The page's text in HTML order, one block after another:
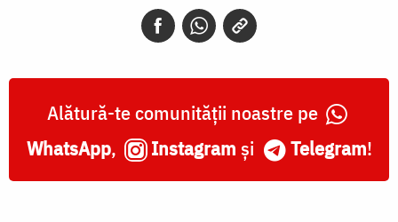
Alătură-te comunității noastre pe
WhatsApp, Instagram și Telegram!